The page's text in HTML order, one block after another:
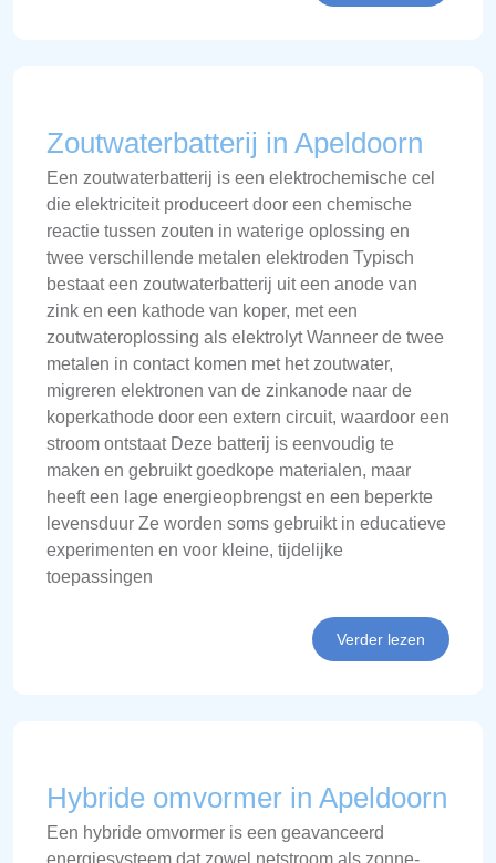
Zoutwaterbatterij in Apeldoorn
Een zoutwaterbatterij is een elektrochemische cel
die elektriciteit produceert door een chemische
reactie tussen zouten in waterige oplossing en
twee verschillende metalen elektroden Typisch
bestaat een zoutwaterbatterij uit een anode van
zink en een kathode van koper, met een
zoutwateroplossing als elektrolyt Wanneer de twee
metalen in contact komen met het zoutwater,
migreren elektronen van de zinkanode naar de
koperkathode door een extern circuit, waardoor een
stroom ontstaat Deze batterij is eenvoudig te
maken en gebruikt goedkope materialen, maar
heeft een lage energieopbrengst en een beperkte
levensduur Ze worden soms gebruikt in educatieve
experimenten en voor kleine, tijdelijke
toepassingen
Verder lezen
Hybride omvormer in Apeldoorn
Een hybride omvormer is een geavanceerd
energiesysteem dat zowel netstroom als zonne-